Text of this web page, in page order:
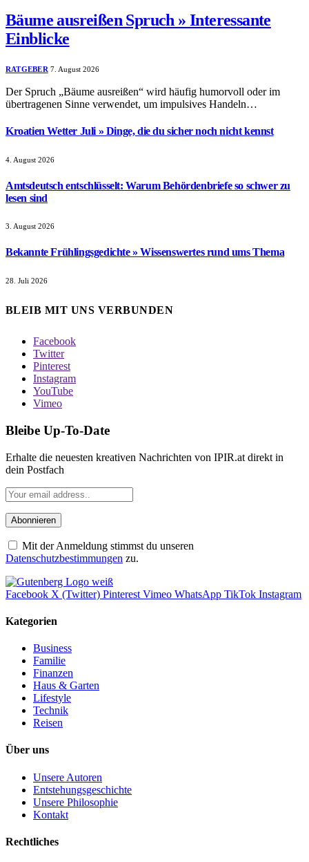
Bäume ausreißen Spruch » Interessante
Einblicke
RATGEBER 7. August 2026
Der Spruch „Bäume ausreißen“ wird häufig humorvoll oder im
übertragenen Sinne verwendet, um impulsives Handeln…
Kroatien Wetter Juli » Dinge, die du sicher noch nicht kennst
4. August 2026
Amtsdeutsch entschlüsselt: Warum Behördenbriefe so schwer zu
lesen sind
3. August 2026
Bekannte Frühlingsgedichte » Wissenswertes rund ums Thema
28. Juli 2026
BLEIB MIT UNS VERBUNDEN
Facebook
Twitter
Pinterest
Instagram
YouTube
Vimeo
Bleibe Up-To-Date
Erhalte die neuesten kreativen Nachrichten von IPIR.at direkt in
dein Postfach
Mit der Anmeldung stimmst du unseren
Datenschutzbestimmungen zu.
Facebook X (Twitter) Pinterest Vimeo WhatsApp TikTok Instagram
Kategorien
Business
Familie
Finanzen
Haus & Garten
Lifestyle
Technik
Reisen
Über uns
Unsere Autoren
Entstehungsgeschichte
Unsere Philosophie
Kontakt
Rechtliches